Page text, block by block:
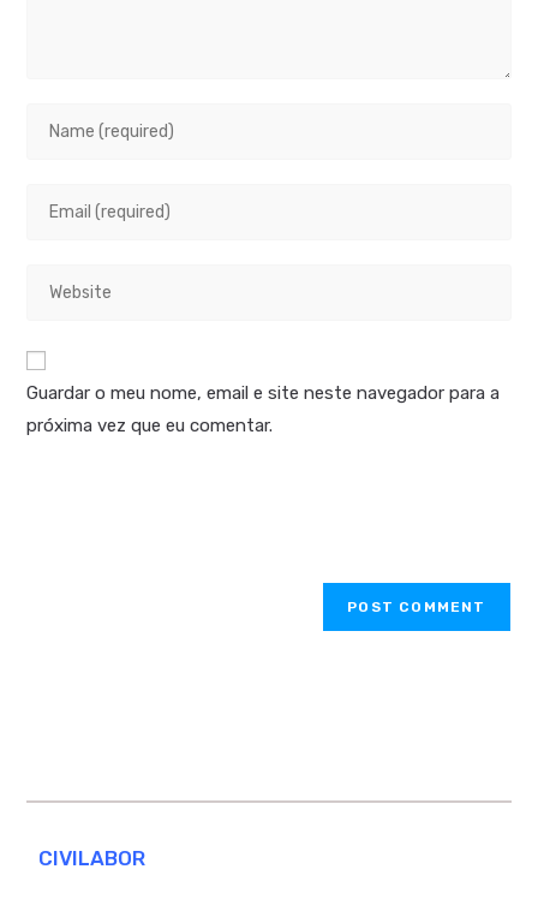
Guardar o meu nome, email e site neste navegador para a
próxima vez que eu comentar.
CIVILABOR